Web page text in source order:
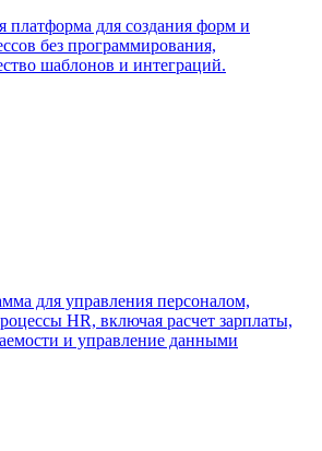
платформа для создания форм и
без программирования,
шаблонов и интеграций.
для управления персоналом,
HR, включая расчет зарплаты,
и управление данными